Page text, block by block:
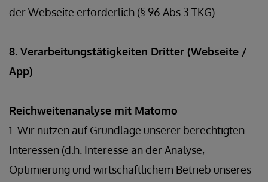
der Webseite erforderlich (§ 96 Abs 3 TKG).
8. Verarbeitungstätigkeiten Dritter (Webseite /
App)
Reichweitenanalyse mit Matomo
1. Wir nutzen auf Grundlage unserer berechtigten
Interessen (d.h. Interesse an der Analyse,
Optimierung und wirtschaftlichem Betrieb unseres